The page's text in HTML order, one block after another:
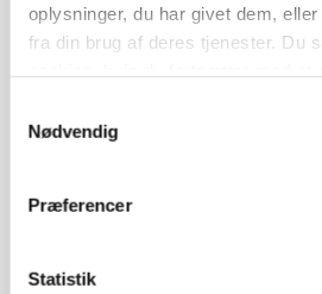
oplysninger, du har givet dem,
fra din brug af deres tjenester. Du
Nødvendig
Præferencer
Statistik
9670, Løgstør